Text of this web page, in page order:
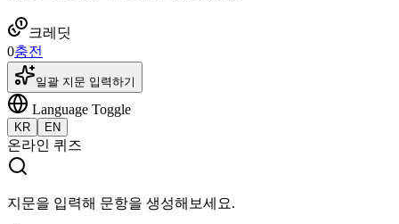
크레딧
0충전
일괄 지문 입력하기
Language Toggle
KR EN
온라인 퀴즈
지문을 입력해 문항을 생성해보세요.